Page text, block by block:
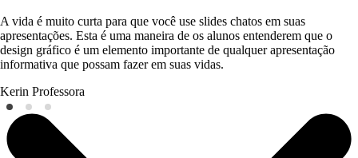
A vida é muito curta para que você use slides chatos em suas
apresentações. Esta é uma maneira de os alunos entenderem que o
design gráfico é um elemento importante de qualquer apresentação
informativa que possam fazer em suas vidas.
Kerin Professora